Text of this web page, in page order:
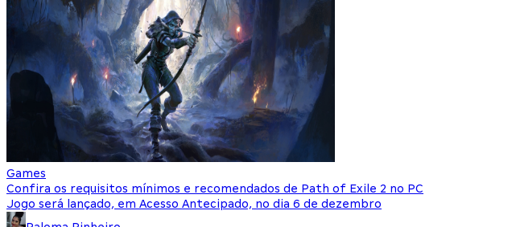
Games
Confira os requisitos mínimos e recomendados de Path of Exile 2 no PC
Jogo será lançado, em Acesso Antecipado, no dia 6 de dezembro